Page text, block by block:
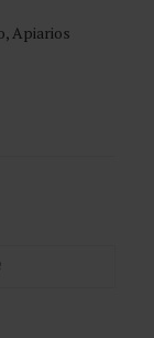
Apiarios